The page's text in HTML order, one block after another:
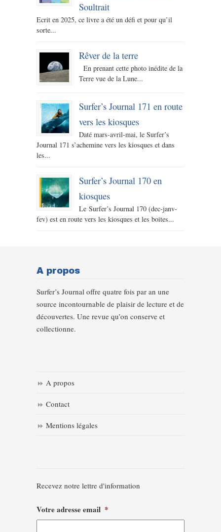
Soultrait
Ecrit en 2025, ce livre a été un défi et pour qu’il
sorte...
Rêver de la terre
En prenant cette photo inédite de la
Terre vue de la Lune...
Surfer’s Journal 171 en route
vers les kiosques
Daté mars-avril-mai, le Surfer’s
Journal 171 s’achemine vers les kiosques et dans
les...
Surfer’s Journal 170 en
kiosques
Le Surfer’s Journal 170 (dec-janv-
fev) est en route vers les kiosques et les boites...
A propos
Surfer’s Journal offre quatre fois par an une
source incontournable de plaisir de lecture et de
découvertes. Une revue qu’on conserve et
collectionne.
A propos
Contact
Mentions légales
Recevez notre lettre d'information
Votre adresse email *